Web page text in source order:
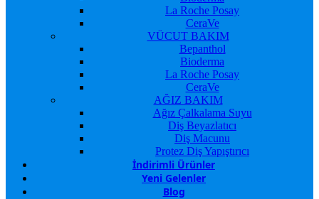
La Roche Posay
CeraVe
VÜCUT BAKIM
Bepanthol
Bioderma
La Roche Posay
CeraVe
AĞIZ BAKIM
Ağız Çalkalama Suyu
Diş Beyazlatıcı
Diş Macunu
Protez Diş Yapıştırıcı
İndirimli Ürünler
Yeni Gelenler
Blog